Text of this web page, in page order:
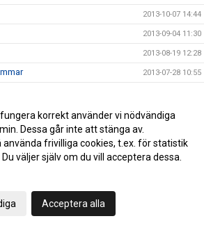
2013-10-07 14:44
2013-09-04 11:30
2013-08-19 12:28
2013-07-28 10:55
2013-05-06 13:55
2013-04-30 08:46
RIK
Webbversion
korrekt använder vi nödvändiga
Dessa går inte att stänga av.
använda frivilliga cookies, t.ex. för statistik
väljer själv om du vill acceptera dessa.
Acceptera alla